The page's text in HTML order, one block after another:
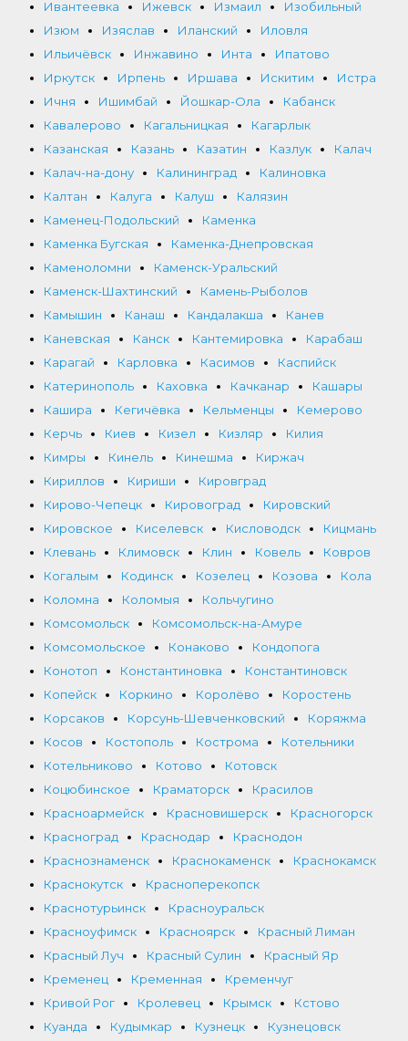
Ивантеевка Ижевск Измаил
Изобильный
Изюм
Изяслав Иланский
Иловля
Ильичёвск
Инжавино Инта
Ипатово
Иркутск
Ирпень Иршава Искитим
Истра
Ичня
Ишимбай Йошкар-Ола
Кабанск
Кавалерово
Кагальницкая
Кагарлык
Казанская
Казань Казатин Казлук
Калач
Калач-на-дону
Калининград
Калиновка
Калтан
Калуга Калуш
Калязин
Каменец-Подольский
Каменка
Каменка Бугская
Каменка-Днепровская
Каменоломни
Каменск-Уральский
Каменск-Шахтинский
Камень-Рыболов
Камышин
Канаш Кандалакша
Канев
Каневская
Канск Кантемировка
Карабаш
Карагай
Карловка Касимов
Каспийск
Катеринополь
Каховка Качканар
Кашары
Кашира
Кегичёвка Кельменцы
Кемерово
Керчь
Киев Кизел Кизляр
Килия
Кимры
Кинель Кинешма
Киржач
Кириллов
Кириши
Кировград
Кирово-Чепецк
Кировоград
Кировский
Кировское
Киселевск Кисловодск
Кицмань
Клевань
Климовск Клин Ковель
Ковров
Когалым
Кодинск Козелец Козова
Кола
Коломна
Коломыя
Кольчугино
Комсомольск
Комсомольск-на-Амуре
Комсомольское
Конаково
Кондопога
Конотоп
Константиновка
Константиновск
Копейск
Коркино Королёво
Коростень
Корсаков
Корсунь-Шевченковский
Коряжма
Косов
Костополь Кострома
Котельники
Котельниково
Котово
Котовск
Коцюбинское
Краматорск
Красилов
Красноармейск
Красновишерск
Красногорск
Красноград
Краснодар
Краснодон
Краснознаменск
Краснокаменск
Краснокамск
Краснокутск
Красноперекопск
Краснотурьинск
Красноуральск
Красноуфимск
Красноярск
Красный Лиман
Красный Луч
Красный Сулин
Красный Яр
Кременец
Кременная
Кременчуг
Кривой Рог
Кролевец Крымск
Кстово
Куанда
Кудымкар Кузнецк
Кузнецовск